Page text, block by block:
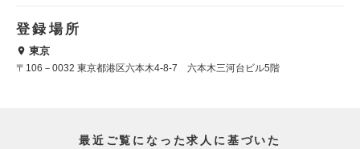
登録場所
東京
〒106－0032 東京都港区六本木4-8-7 六本木三河台ビル5階
最近ご覧になった求人に基づいた